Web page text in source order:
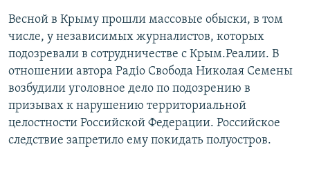
Весной в Крыму прошли массовые обыски, в том
числе, у независимых журналистов, которых
подозревали в сотрудничестве с Крым.Реалии. В
отношении автора Радіо Свобода Николая Семены
возбудили уголовное дело по подозрению в
призывах к нарушению территориальной
целостности Российской Федерации. Российское
следствие запретило ему покидать полуостров.